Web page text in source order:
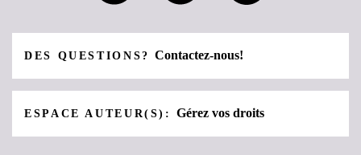
DES QUESTIONS?Contactez-nous!
ESPACE AUTEUR(S):Gérez vos droits